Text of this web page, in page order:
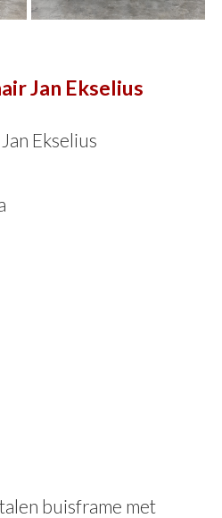
Jan Ekselius
Ekselius
buisframe met